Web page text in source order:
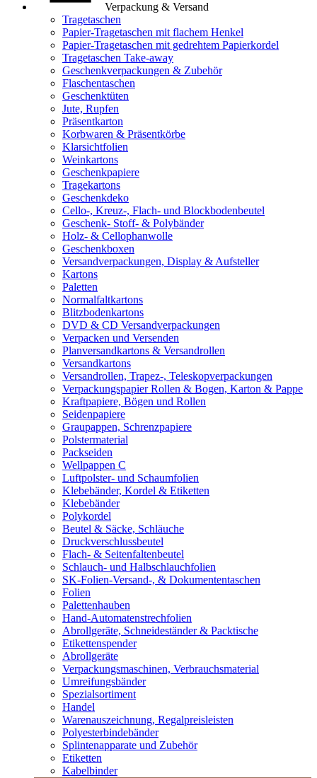
Verpackung & Versand
Tragetaschen
Papier-Tragetaschen mit flachem Henkel
Papier-Tragetaschen mit gedrehtem Papierkordel
Tragetaschen Take-away
Geschenkverpackungen & Zubehör
Flaschentaschen
Geschenktüten
Jute, Rupfen
Präsentkarton
Korbwaren & Präsentkörbe
Klarsichtfolien
Weinkartons
Geschenkpapiere
Tragekartons
Geschenkdeko
Cello-, Kreuz-, Flach- und Blockbodenbeutel
Geschenk- Stoff- & Polybänder
Holz- & Cellophanwolle
Geschenkboxen
Versandverpackungen, Display & Aufsteller
Kartons
Paletten
Normalfaltkartons
Blitzbodenkartons
DVD & CD Versandverpackungen
Verpacken und Versenden
Planversandkartons & Versandrollen
Versandkartons
Versandrollen, Trapez-, Teleskopverpackungen
Verpackungspapier Rollen & Bogen, Karton & Pappe
Kraftpapiere, Bögen und Rollen
Seidenpapiere
Graupappen, Schrenzpapiere
Polstermaterial
Packseiden
Wellpappen C
Luftpolster- und Schaumfolien
Klebebänder, Kordel & Etiketten
Klebebänder
Polykordel
Beutel & Säcke, Schläuche
Druckverschlussbeutel
Flach- & Seitenfaltenbeutel
Schlauch- und Halbschlauchfolien
SK-Folien-Versand-, & Dokumententaschen
Folien
Palettenhauben
Hand-Automatenstrechfolien
Abrollgeräte, Schneideständer & Packtische
Etikettenspender
Abrollgeräte
Verpackungsmaschinen, Verbrauchsmaterial
Umreifungsbänder
Spezialsortiment
Handel
Warenauszeichnung, Regalpreisleisten
Polyesterbindebänder
Splintenapparate und Zubehör
Etiketten
Kabelbinder